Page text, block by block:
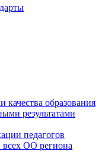
качества образования
результатами
педагогов
всех ОО региона